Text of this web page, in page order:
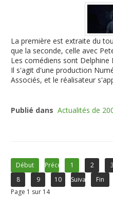
La première est extraite du
que la seconde, celle avec
Les comédiens sont Delphine
Il s'agit d'une production
Associés, et le réalisateur
Publié dans Actualités de
Début Précédent1 2 3
8
9 10 Suivant
Fin
Page 1 sur 14